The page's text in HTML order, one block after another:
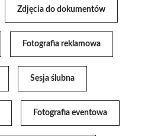
Zdjęcia do dokumentów
Fotografia reklamowa
Sesja ślubna
Fotografia eventowa